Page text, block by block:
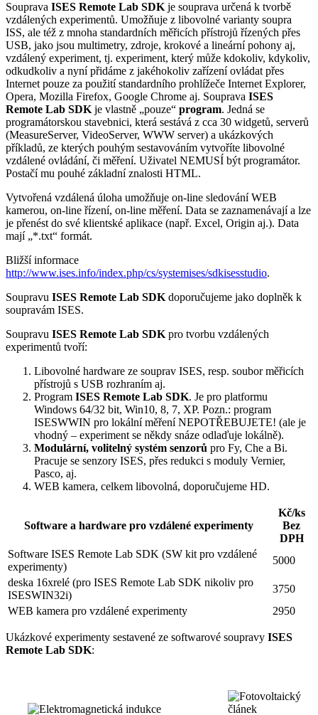
Souprava ISES Remote Lab SDK je souprava určená k tvorbě
vzdálených experimentů. Umožňuje z libovolné varianty soupra
ISS, ale též z mnoha standardních měřicích přístrojů řízených přes
USB, jako jsou multimetry, zdroje, krokové a lineární pohony aj,
vzdálený experiment, tj. experiment, který může kdokoliv, kdykoliv,
odkudkoliv a nyní přidáme z jakéhokoliv zařízení ovládat přes
Internet pouze za použití standardního prohlížeče Internet Explorer,
Opera, Mozilla Firefox, Google Chrome aj. Souprava ISES
Remote Lab SDK je vlastně „pouze“ program. Jedná se
programátorskou stavebnici, která sestává z cca 30 widgetů, serverů
(MeasureServer, VideoServer, WWW server) a ukázkových
příkladů, ze kterých pouhým sestavováním vytvoříte libovolné
vzdálené ovládání, či měření. Uživatel NEMUSÍ být programátor.
Postačí mu pouhé základní znalosti HTML.
Vytvořená vzdálená úloha umožňuje on-line sledování WEB
kamerou, on-line řízení, on-line měření. Data se zaznamenávají a lze
je přenést do své klientské aplikace (např. Excel, Origin aj.). Data
mají „*.txt“ formát.
Bližší informace
http://www.ises.info/index.php/cs/systemises/sdkisesstudio.
Soupravu ISES Remote Lab SDK doporučujeme jako doplněk k
soupravám ISES.
Soupravu ISES Remote Lab SDK pro tvorbu vzdálených
experimentů tvoří:
Libovolné hardware ze souprav ISES, resp. soubor měřicích
přístrojů s USB rozhraním aj.
Program ISES Remote Lab SDK. Je pro platformu
Windows 64/32 bit, Win10, 8, 7, XP. Pozn.: program
ISESWWIN pro lokální měření NEPOTŘEBUJETE! (ale je
vhodný – experiment se někdy snáze odlaďuje lokálně).
Modulární, volitelný systém senzorů pro Fy, Che a Bi.
Pracuje se senzory ISES, přes redukci s moduly Vernier,
Pasco, aj.
WEB kamera, celkem libovolná, doporučujeme HD.
Software a hardware pro vzdálené experimenty
Kč/ks
Bez
DPH
Software ISES Remote Lab SDK (SW kit pro vzdálené
experimenty)
5000
deska 16xrelé (pro ISES Remote Lab SDK nikoliv pro
ISESWIN32i)
3750
WEB kamera pro vzdálené experimenty
2950
Ukázkové experimenty sestavené ze softwarové soupravy ISES
Remote Lab SDK: